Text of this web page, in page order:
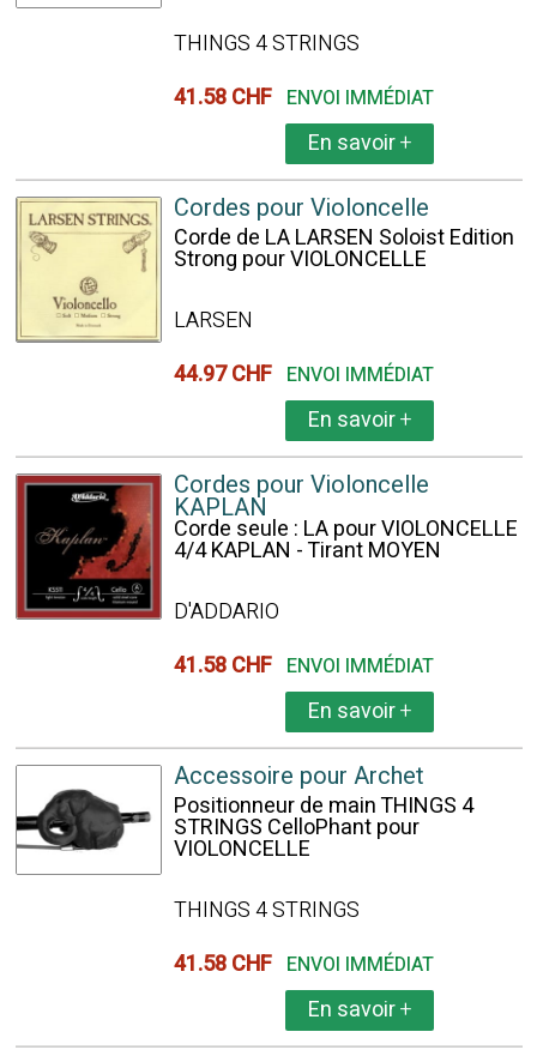
THINGS 4 STRINGS
41.58 CHF ENVOI IMMÉDIAT
En savoir+
Cordes pour Violoncelle
Corde de LA LARSEN Soloist Edition
Strong pour VIOLONCELLE
LARSEN
44.97 CHF ENVOI IMMÉDIAT
En savoir+
Cordes pour Violoncelle
KAPLAN
Corde seule : LA pour VIOLONCELLE
4/4 KAPLAN - Tirant MOYEN
D'ADDARIO
41.58 CHF ENVOI IMMÉDIAT
En savoir+
Accessoire pour Archet
Positionneur de main THINGS 4
STRINGS CelloPhant pour
VIOLONCELLE
THINGS 4 STRINGS
41.58 CHF ENVOI IMMÉDIAT
En savoir+